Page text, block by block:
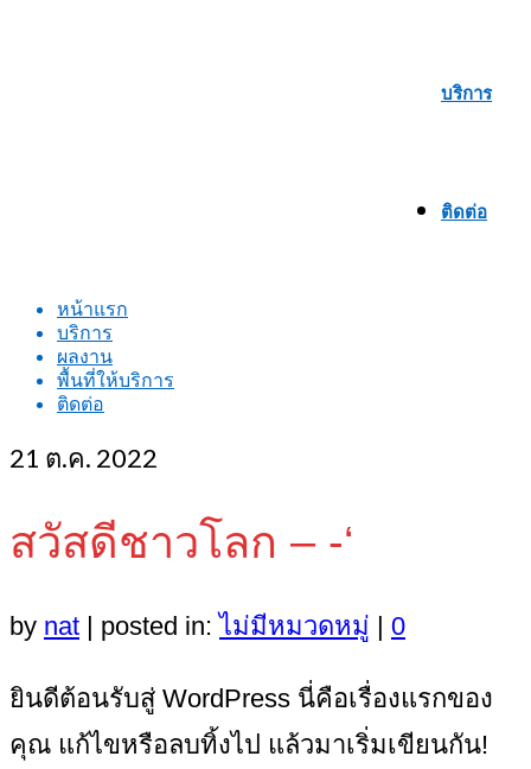
บริการ
ติดต่อ
หน้าแรก
บริการ
ผลงาน
พื้นที่ให้บริการ
ติดต่อ
21 ต.ค. 2022
สวัสดีชาวโลก – -‘
by nat | posted in:ไม่มีหมวดหมู่ | 0
ยินดีต้อนรับสู่ WordPress นี่คือเรื่องแรกของ
คุณ แก้ไขหรือลบทิ้งไป แล้วมาเริ่มเขียนกัน!